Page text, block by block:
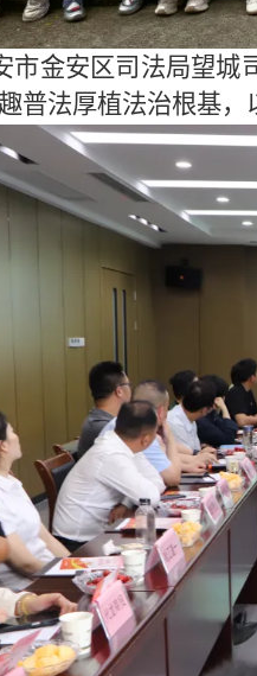
市金安区司法局望城
普法厚植法治根基，